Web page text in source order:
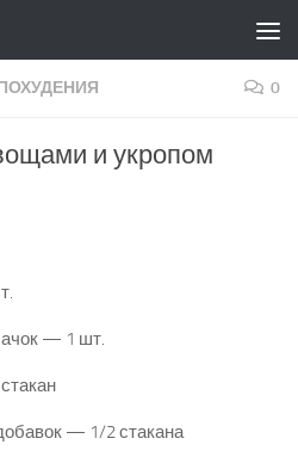
0
и укропом
— 1 шт.
— 1/2 стакана